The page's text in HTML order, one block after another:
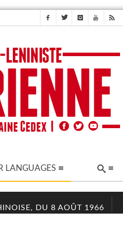
LANGUAGES
DU 8 AOÛT 1966